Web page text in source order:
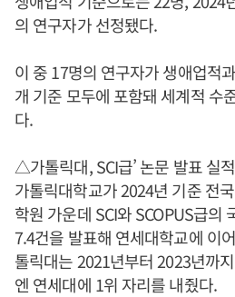
의 연구자가 선정됐다.
이 중 17명의 연구자가 생애업적
개 기준 모두에 포함돼 세계적 수
다.
△가톨릭대, SCI급’ 논문 발표 실
가톨릭대학교가 2024년 기준 전
학원 가운데 SCI와 SCOPUS급의
7.4건을 발표해 연세대학교에 이
톨릭대는 2021년부터 2023년까
엔 연세대에 1위 자리를 내줬다.